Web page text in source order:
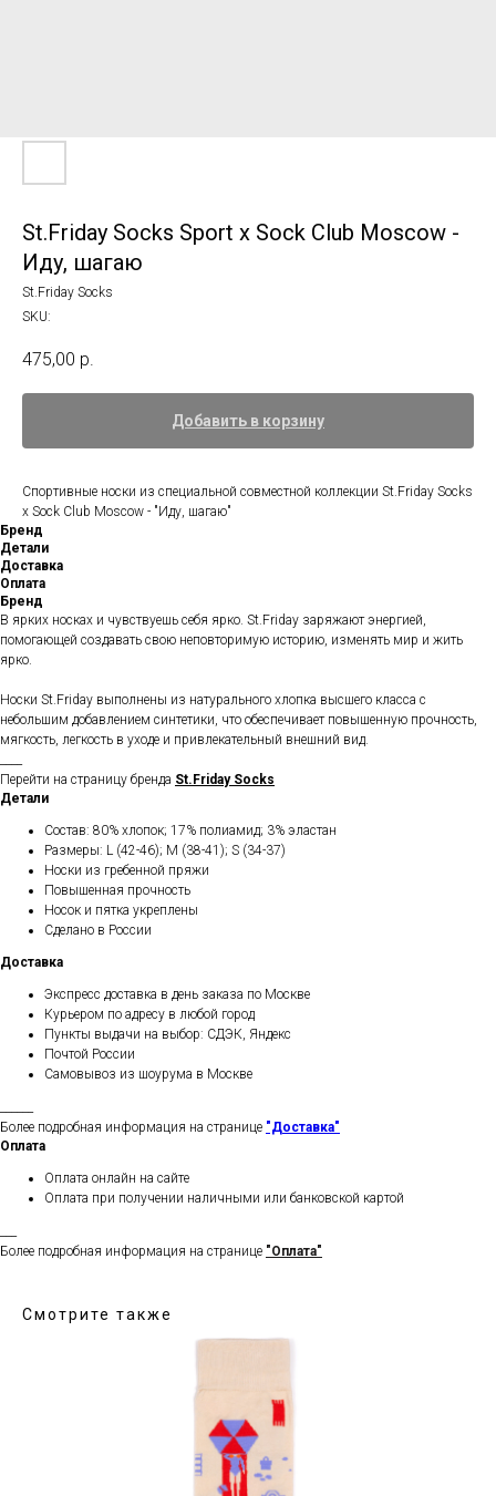
St.Friday Socks Sport x Sock Club Moscow -
Иду, шагаю
St.Friday Socks
SKU:
475,00 р.
Добавить в корзину
Спортивные носки из специальной совместной коллекции St.Friday Socks
x Sock Club Moscow - "Иду, шагаю"
Бренд
Детали
Доставка
Оплата
Бренд
В ярких носках и чувствуешь себя ярко. St.Friday заряжают энергией,
помогающей создавать свою неповторимую историю, изменять мир и жить
ярко.
Носки St.Friday выполнены из натурального хлопка высшего класса с
небольшим добавлением синтетики, что обеспечивает повышенную прочность,
мягкость, легкость в уходе и привлекательный внешний вид.
Перейти на страницу бренда St.Friday Socks
Детали
Состав: 80% хлопок; 17% полиамид; 3% эластан
Размеры: L (42-46); M (38-41); S (34-37)
Носки из гребенной пряжи
Повышенная прочность
Носок и пятка укреплены
Сделано в России
Доставка
Экспресс доставка в день заказа по Москве
Курьером по адресу в любой город
Пункты выдачи на выбор: СДЭК, Яндекс
Почтой России
Самовывоз из шоурума в Москве
Более подробная информация на странице "Доставка"
Оплата
Оплата онлайн на сайте
Оплата при получении наличными или банковской картой
Более подробная информация на странице "Оплата"
Смотрите также